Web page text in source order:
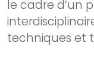
le cadre d’un
techniques et